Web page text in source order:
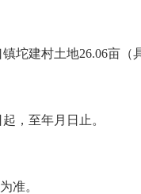
坨建村土地26.06亩（
，至年月日止。
准。